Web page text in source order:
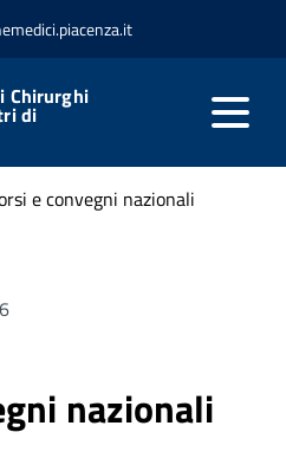
Chirurghi
di
e convegni nazionali
nazionali